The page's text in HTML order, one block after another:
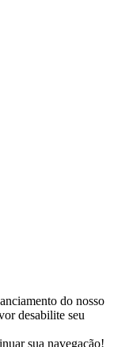
do nosso
desabilite seu
sua navegação!